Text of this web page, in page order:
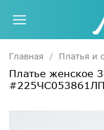
Главная Платья и
Платье женское
#225ЧС053861ЛП